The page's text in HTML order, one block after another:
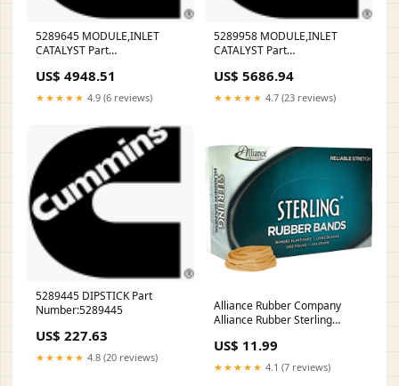
5289645 MODULE,INLET
CATALYST Part
US$ 4948.51
★★★★★ 4.9 (6 reviews)
5289958 MODULE,INLET
CATALYST Part
US$ 5686.94
★★★★★ 4.7 (23 reviews)
5289445 DIPSTICK Part
Number:5289445
US$ 227.63
★★★★★ 4.8 (20 reviews)
Alliance Rubber Company
Alliance Rubber Sterling
1200 / Box, ALL24315
Workstation Organizers >
Wall File Organizers
US$ 11.99
★★★★★ 4.1 (7 reviews)